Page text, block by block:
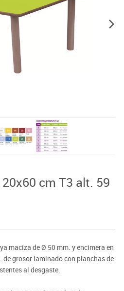
cm T3 alt. 59
maciza de Ø 50 mm. y encimera en
de grosor laminado con planchas de
al desgaste.